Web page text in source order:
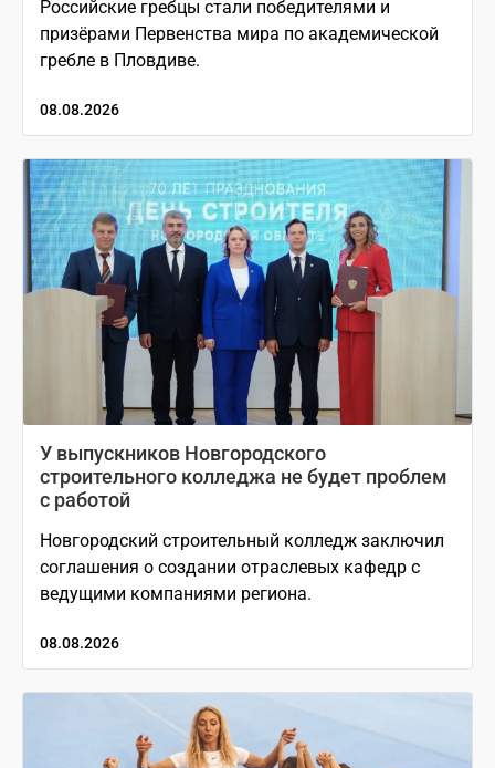
Российские гребцы стали победителями и
призёрами Первенства мира по академической
гребле в Пловдиве.
08.08.2026
У выпускников Новгородского
строительного колледжа не будет проблем
с работой
Новгородский строительный колледж заключил
соглашения о создании отраслевых кафедр с
ведущими компаниями региона.
08.08.2026